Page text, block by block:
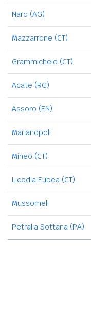
Naro (AG)
Mazzarrone (CT)
Grammichele (CT)
Acate (RG)
Assoro (EN)
Marianopoli
Mineo (CT)
Licodia Eubea (CT)
Mussomeli
Petralia Sottana (PA)